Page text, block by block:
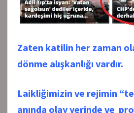
Zaten katilin her zaman
dönme alışkanlığı vardır.
Laikliğimizin ve rejimin
anında olay yerinde ve